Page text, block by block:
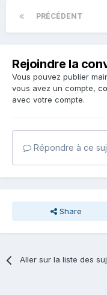
PRÉCÉDENT
Rejoindre la
Vous pouvez publier
vous avez un compte,
avec votre compte.
Répondre à ce
Share
Aller sur la liste des